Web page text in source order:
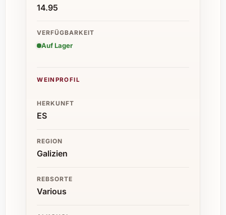
14.95
VERFÜGBARKEIT
Auf Lager
WEINPROFIL
HERKUNFT
ES
REGION
Galizien
REBSORTE
Various